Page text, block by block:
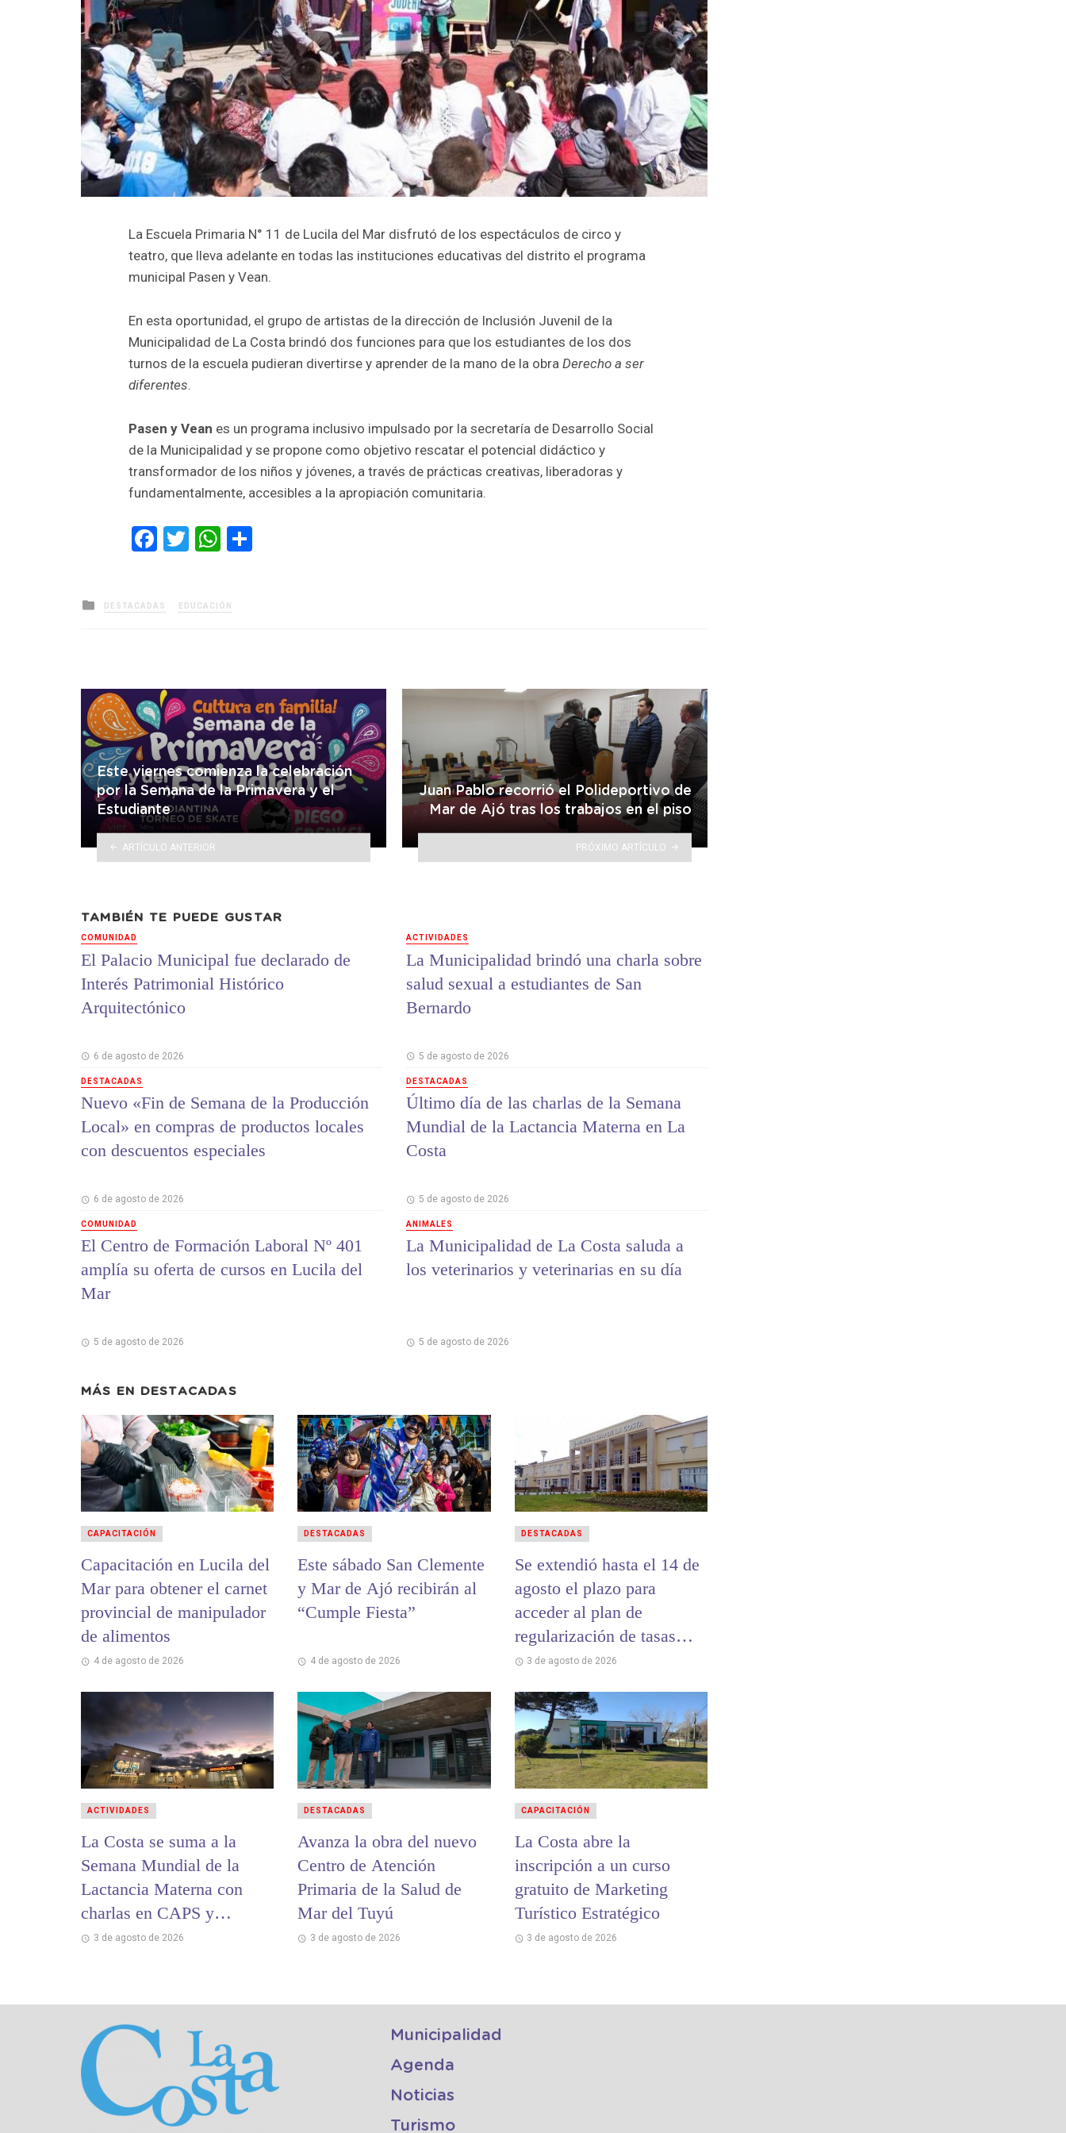
La Escuela Primaria N° 11 de Lucila del Mar disfrutó de los espectáculos de circo y
teatro, que lleva adelante en todas las instituciones educativas del distrito el programa
municipal Pasen y Vean.
En esta oportunidad, el grupo de artistas de la dirección de Inclusión Juvenil de la
Municipalidad de La Costa brindó dos funciones para que los estudiantes de los dos
turnos de la escuela pudieran divertirse y aprender de la mano de la obra Derecho a ser
diferentes.
Pasen y Vean es un programa inclusivo impulsado por la secretaría de Desarrollo Social
de la Municipalidad y se propone como objetivo rescatar el potencial didáctico y
transformador de los niños y jóvenes, a través de prácticas creativas, liberadoras y
fundamentalmente, accesibles a la apropiación comunitaria.
Facebook
TwitterWhatsApp
Posted
in
DESTACADAS EDUCACIÓN
Este viernes comienza la celebración
por la Semana de la Primavera y el
Estudiante
ARTÍCULO ANTERIOR
Juan Pablo recorrió el Polideportivo de
Mar de Ajó tras los trabajos en el piso
PRÓXIMO ARTÍCULO
TAMBIÉN TE PUEDE GUSTAR
COMUNIDAD
El Palacio Municipal fue declarado de
Interés Patrimonial Histórico
Arquitectónico
6 de agosto de 2026
DESTACADAS
Nuevo «Fin de Semana de la Producción
Local» en compras de productos locales
con descuentos especiales
6 de agosto de 2026
COMUNIDAD
El Centro de Formación Laboral Nº 401
amplía su oferta de cursos en Lucila del
Mar
5 de agosto de 2026
ACTIVIDADES
La Municipalidad brindó una charla sobre
salud sexual a estudiantes de San
Bernardo
5 de agosto de 2026
DESTACADAS
Último día de las charlas de la Semana
Mundial de la Lactancia Materna en La
Costa
5 de agosto de 2026
ANIMALES
La Municipalidad de La Costa saluda a
los veterinarios y veterinarias en su día
5 de agosto de 2026
MÁS EN DESTACADAS
Capacitación en Lucila del
Mar para obtener el carnet
provincial de manipulador
de alimentos
4 de agosto de 2026
CAPACITACIÓN
Este sábado San Clemente
y Mar de Ajó recibirán al
“Cumple Fiesta”
4 de agosto de 2026
DESTACADAS
Se extendió hasta el 14 de
agosto el plazo para
acceder al plan de
regularización de tasas
municipales
3 de agosto de 2026
DESTACADAS
La Costa se suma a la
Semana Mundial de la
Lactancia Materna con
charlas en CAPS y
hospitales
3 de agosto de 2026
ACTIVIDADES
Avanza la obra del nuevo
Centro de Atención
Primaria de la Salud de
Mar del Tuyú
3 de agosto de 2026
DESTACADAS
La Costa abre la
inscripción a un curso
gratuito de Marketing
Turístico Estratégico
3 de agosto de 2026
CAPACITACIÓN
Municipalidad
Agenda
Noticias
Turismo